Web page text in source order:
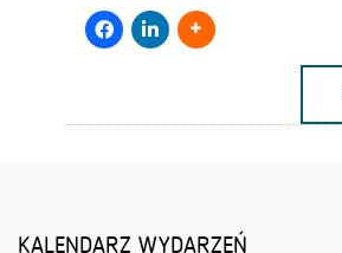
KALENDARZ WYDARZEŃ